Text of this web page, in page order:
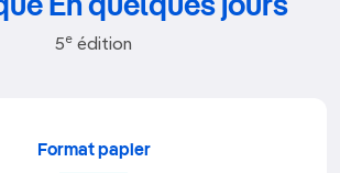
En quelques jours
5e édition
Format papier